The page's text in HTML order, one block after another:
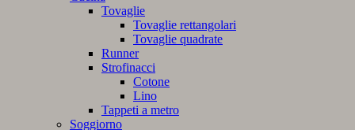
Tovaglie
Tovaglie rettangolari
Tovaglie quadrate
Runner
Strofinacci
Cotone
Lino
Tappeti a metro
Soggiorno